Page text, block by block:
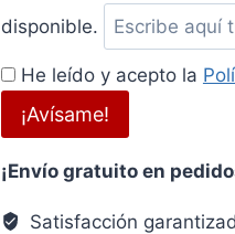
disponible.
He leído y acepto la
¡Avísame!
¡Envío gratuito en
Satisfacción